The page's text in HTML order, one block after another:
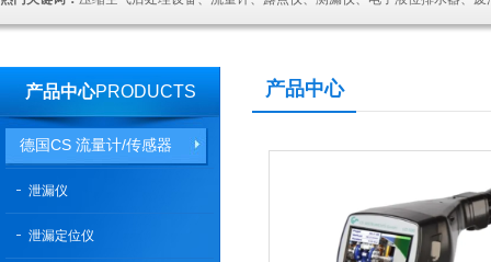
产品中心PRODUCTS
德国CS 流量计/传感器
泄漏仪
泄漏定位仪
产品中心